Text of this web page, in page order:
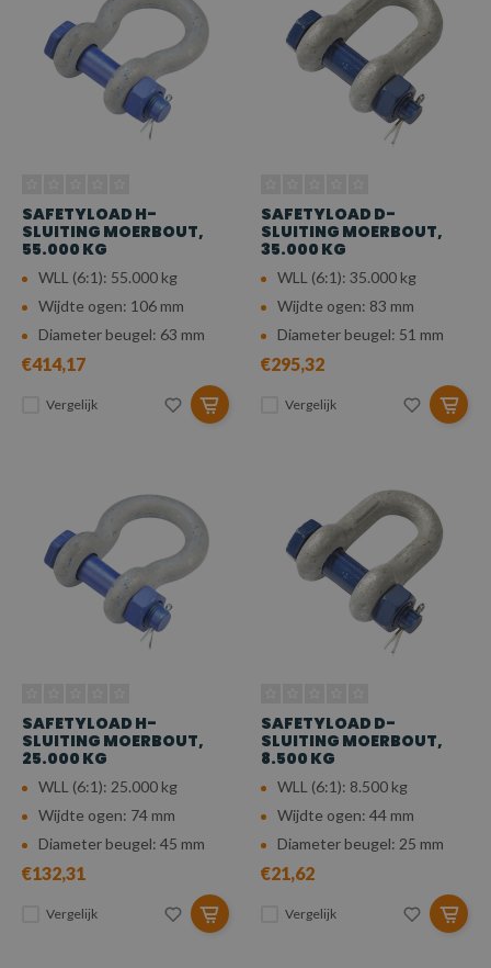
SAFETYLOAD H-
SLUITING MOERBOUT,
55.000 KG
WLL (6:1): 55.000 kg
Wijdte ogen: 106 mm
Diameter beugel: 63 mm
€414,17
Vergelijk
SAFETYLOAD D-
SLUITING MOERBOUT,
35.000 KG
WLL (6:1): 35.000 kg
Wijdte ogen: 83 mm
Diameter beugel: 51 mm
€295,32
Vergelijk
SAFETYLOAD H-
SLUITING MOERBOUT,
25.000 KG
WLL (6:1): 25.000 kg
Wijdte ogen: 74 mm
Diameter beugel: 45 mm
€132,31
Vergelijk
SAFETYLOAD D-
SLUITING MOERBOUT,
8.500 KG
WLL (6:1): 8.500 kg
Wijdte ogen: 44 mm
Diameter beugel: 25 mm
€21,62
Vergelijk